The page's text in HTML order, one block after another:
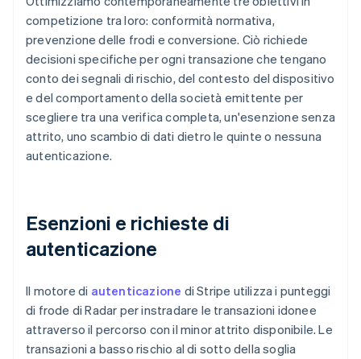
competizione tra loro: conformità normativa,
prevenzione delle frodi e conversione. Ciò richiede
decisioni specifiche per ogni transazione che tengano
conto dei segnali di rischio, del contesto del dispositivo
e del comportamento della società emittente per
scegliere tra una verifica completa, un'esenzione senza
attrito, uno scambio di dati dietro le quinte o nessuna
autenticazione.
Esenzioni e richieste di
autenticazione
Il motore di autenticazione di Stripe utilizza i punteggi
di frode di Radar per instradare le transazioni idonee
attraverso il percorso con il minor attrito disponibile. Le
transazioni a basso rischio al di sotto della soglia